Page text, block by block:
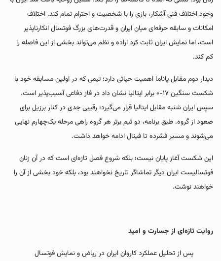
وجود اختلاف فنی آشکار، بازی را با شخصیت و احترام تمام کند. اختلاف
امکانات و سابقه حرفه‌ای میان ایران و قدرت‌های بزرگ فوتسال انکارناپذیر
است، اما نمایش ایران ثابت کرد اراده و نظم می‌تواند بخشی از این فاصله را
کم کند.
دیدار دوم مقابل پاناما اهمیت حیاتی دارد؛ تیمی که در اولین مسابقه خود با
شکست سنگین ۱۷-۰ برابر ایتالیا نشان داد در فاز دفاعی آسیب‌پذیر است.
سپس ایران شنبه مقابل ایتالیا قرار می‌گیرد؛ رقیبی جدی در کنار برزیل برای
صعود از گروه. طبق برنامه، دو تیم برتر هر گروه راهی مرحله یک‌چهارم نهایی
می‌شوند و مسیر فشرده تا فینال ادامه خواهد داشت.
این شکست آغاز پایان نیست؛ بلکه شروع فصل تازه‌ای است که در آن زنان
فوتسالیست ایران دیگر تماشاگر تاریخ نخواهند بود، بلکه خود بخشی از آن را
خواهند نوشت.
روایت تازه‌ای از جسارت و امید
پس از تحلیل عملکرد کاروان ایران در ریاض و نمایش فوتسال